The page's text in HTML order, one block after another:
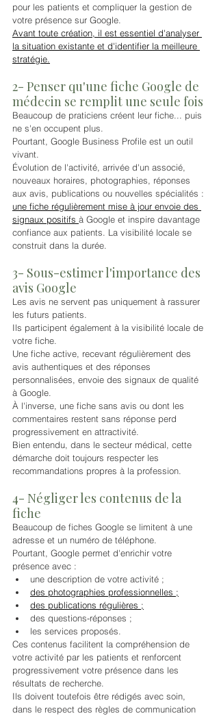
pour les patients et compliquer la gestion de
votre présence sur Google.
Avant toute création, il est essentiel d'analyser
la situation existante et d'identifier la meilleure
stratégie.
2- Penser qu'une fiche Google de
médecin se remplit une seule fois
Beaucoup de praticiens créent leur fiche... puis
ne s'en occupent plus.
Pourtant, Google Business Profile est un outil
vivant.
Évolution de l'activité, arrivée d'un associé,
nouveaux horaires, photographies, réponses
aux avis, publications ou nouvelles spécialités :
une fiche régulièrement mise à jour envoie des
signaux positifs à Google et inspire davantage
confiance aux patients. La visibilité locale se
construit dans la durée.
3- Sous-estimer l'importance des
avis Google
Les avis ne servent pas uniquement à rassurer
les futurs patients.
Ils participent également à la visibilité locale de
votre fiche.
Une fiche active, recevant régulièrement des
avis authentiques et des réponses
personnalisées, envoie des signaux de qualité
à Google.
À l'inverse, une fiche sans avis ou dont les
commentaires restent sans réponse perd
progressivement en attractivité.
Bien entendu, dans le secteur médical, cette
démarche doit toujours respecter les
recommandations propres à la profession.
4- Négliger les contenus de la
fiche
Beaucoup de fiches Google se limitent à une
adresse et un numéro de téléphone.
Pourtant, Google permet d'enrichir votre
présence avec :
une description de votre activité ;
des photographies professionnelles ;
des publications régulières ;
des questions-réponses ;
les services proposés.
Ces contenus facilitent la compréhension de
votre activité par les patients et renforcent
progressivement votre présence dans les
résultats de recherche.
Ils doivent toutefois être rédigés avec soin,
dans le respect des règles de communication